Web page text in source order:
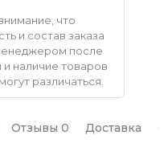
что
и состав заказа
после
наличие товаров
различаться.
Отзывы 0 Доставка